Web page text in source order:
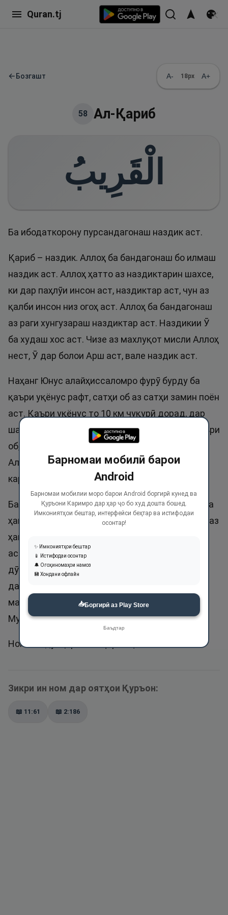
Quran.tj
←Бозгашт A- 18px A+
58 Ал-Қариб
الْقَرِيبُ
Ба ибодаткорону пурсандагонаш наздик аст.
Қариб – наздик. Аллоҳ ба бандагонаш бо илмаш
наздик аст. Аллоҳ ҳатто аз наздиктарин шахсе,
ки дар паҳлӯи инсон аст, наздиктар аст, чун аз
қалби инсон низ огоҳ аст. Аллоҳ ба бандагонаш
аз раги хунгузараш наздиктар аст. Наздикии Ӯ
ба худаш хос аст. Чизе аз махлуқот мисли Аллоҳ
нест, Ӯ дар болои Арш аст, вале наздик аст.
Наҳанг Юнус алайҳиссаломро фурӯ бурду ба
қаъри уқёнус рафт, сатҳи об аз сатҳи замин поён
аст. Қаъри уқёнус то 10 км чуқурӣ дорад, дар
шаби торик, дар торикии шиками моҳи дар қаъри
об, ҳазрати Юнус аз зоти Қариб ёрӣ пурсид.
Аллоҳи Шунаво ва Наздик дуои эшонро қабул
кард.
Ба мӯъминон бо ёрӣ ва қудраташ наздик аст ва
ҳамеша ҳамроҳи онҳост. Аллоҳ таоло ба шумо аз
ҳама наздиктар аст, аз ҳолати шумо бохабар
аст. Аз падару модар, ҳамсару фарзанд, ёру
дӯст, аз ҳама мардум наздиктар аст. Пас ба Ӯ
дарду шикояти худро бигӯед ва аз Ӯ ёрӣ ва
мадад пурсед, албатта Аллоҳ таоло Қарибу
Муҷиб аст.
Номи Абдулқариб ва Қариб ҷоиз аст.
Зикри ин ном дар оятҳои Қуръон:
📖 11:61 📖 2:186
Барномаи мобилӣ барои
Android
Барномаи мобилии моро барои Android боргирӣ кунед ва
Қуръони Каримро дар ҳар ҷо бо худ дошта бошед.
Имкониятҳои бештар, интерфейси беҳтар ва истифодаи
осонтар!
✨ Имкониятҳои бештар
📱 Истифодаи осонтар
🔔 Огоҳиномаҳои намоз
💾 Хондани офлайн
📥Боргирӣ аз Play Store
Баъдтар